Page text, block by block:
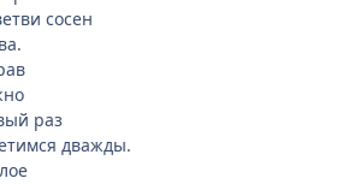
сосен
раз
дважды.